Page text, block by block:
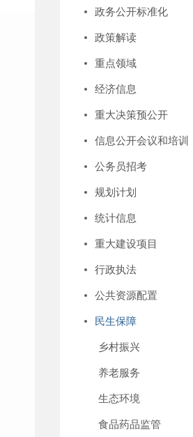
政务公开标准化
政策解读
重点领域
经济信息
重大决策预公开
信息公开会议和培训
公务员招考
规划计划
统计信息
重大建设项目
行政执法
公共资源配置
民生保障
乡村振兴
养老服务
生态环境
食品药品监管